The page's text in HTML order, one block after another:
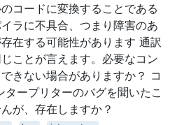
コードに変換することである
ラに不具合、つまり障害のあ
在する可能性があります 通訳
ことが言えます。必要なコン
きない場合がありますか？ コ
タープリターのバグを聞いたこ
が、存在しますか？